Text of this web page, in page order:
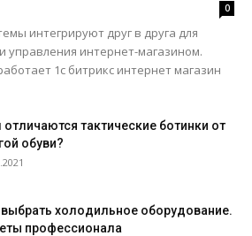
0
интегрируют друг в друга для
управления интернет-магазином.
1с битрикс интернет магазин
тактические ботинки от
обуви?
выбрать холодильное оборудование.
профессионала